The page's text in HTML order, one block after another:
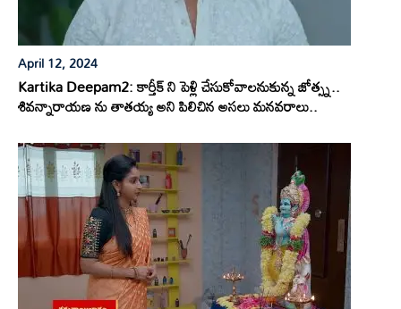
April 12, 2024
Kartika Deepam2: కార్తీక్ ని పెళ్లి చేసుకోవాలనుకున్న జోత్స్న..
శివన్నారాయణ ను తాతయ్య అని పిలిచిన అసలు మనవరాలు..